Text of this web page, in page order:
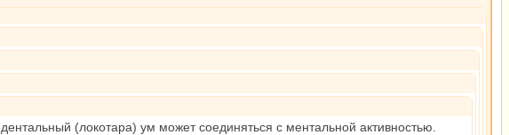
(локотара) ум может соединяться с ментальной активностью.